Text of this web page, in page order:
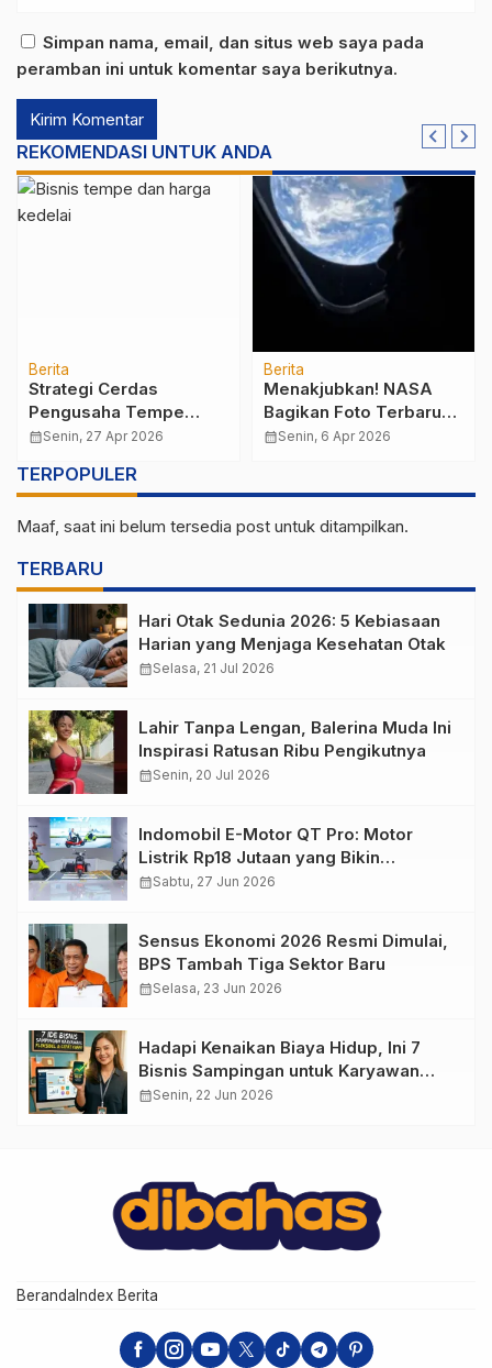
Simpan nama, email, dan situs web saya pada
peramban ini untuk komentar saya berikutnya.
REKOMENDASI UNTUK ANDA
Berita
Strategi Cerdas
Pengusaha Tempe
Menghadapi Kenaikan
Lengkap dan Peluang
Bisnis
calendar_monthSenin, 27 Apr 2026
Berita
Menakjubkan! NASA
Bagikan Foto Terbaru
Bumi dari Kapsul Orion
calendar_monthSenin, 6 Apr 2026
TERPOPULER
Maaf, saat ini belum tersedia post untuk ditampilkan.
TERBARU
Hari Otak Sedunia 2026: 5 Kebiasaan
Harian yang Menjaga Kesehatan Otak
calendar_monthSelasa, 21 Jul 2026
Lahir Tanpa Lengan, Balerina Muda Ini
Inspirasi Ratusan Ribu Pengikutnya
calendar_monthSenin, 20 Jul 2026
Indomobil E-Motor QT Pro: Motor
Listrik Rp18 Jutaan yang Bikin
Penasaran
calendar_monthSabtu, 27 Jun 2026
Sensus Ekonomi 2026 Resmi Dimulai,
BPS Tambah Tiga Sektor Baru
calendar_monthSelasa, 23 Jun 2026
Hadapi Kenaikan Biaya Hidup, Ini 7
Bisnis Sampingan untuk Karyawan
yang Waktunya Sempit
calendar_monthSenin, 22 Jun 2026
Beranda Index Berita